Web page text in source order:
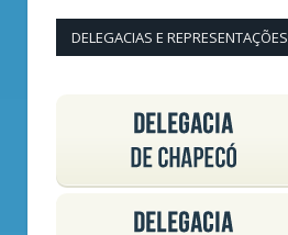
DELEGACIAS E REPRESENTAÇÕES